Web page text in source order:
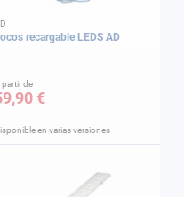
recargable LEDS AD
partir de
€
en varias versiones